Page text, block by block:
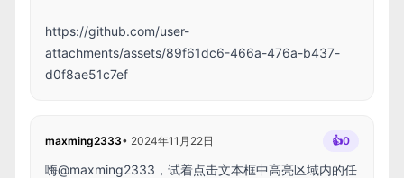
https://github.com/user-
attachments/assets/89f61dc6-466a-476a-b437-
d0f8ae51c7ef
maxming2333• 2024年11月22日 👍0
嗨@maxming2333，试着点击文本框中高亮区域内的任